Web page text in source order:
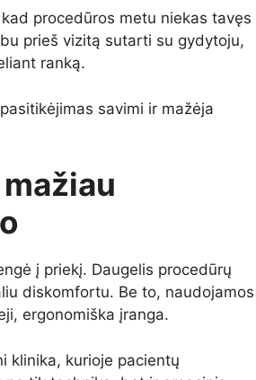
procedūros metu niekas tavęs
prieš vizitą sutarti su gydytoju,
ranką.
savimi ir mažėja
į priekį. Daugelis procedūrų
diskomfortu. Be to, naudojamos
ergonomiška įranga.
klinika, kurioje pacientų